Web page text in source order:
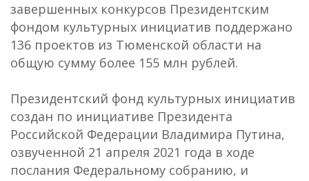
завершенных конкурсов Президентским
фондом культурных инициатив поддержано
136 проектов из Тюменской области на
общую сумму более 155 млн рублей.
Президентский фонд культурных инициатив
создан по инициативе Президента
Российской Федерации Владимира Путина,
озвученной 21 апреля 2021 года в ходе
послания Федеральному собранию, и